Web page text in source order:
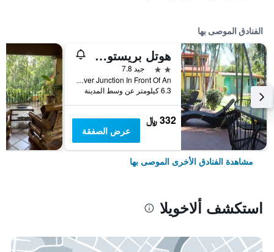
الفنادق الموصى بها
هوتل بريستول أيروبيرتو
2 نجمتين
جيد 7.8
El Coyol 300m From Flyover Junction In Front Of An, ألاخويلا, كوستاريكا
6.3 كيلومتر عن وسط المدينة
332 ﷼
عرض الصفقة
مشاهدة الفنادق الأخرى الموصى بها
استكشف ألاخويلا